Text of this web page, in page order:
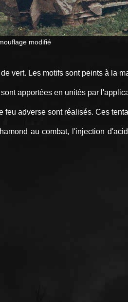
vert. Les motifs sont peints à la
apportées en unités par
adverse sont réalisés. Ces
au combat, l'injection